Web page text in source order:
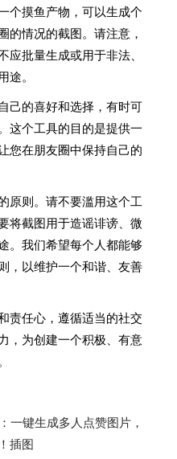
个摸鱼产物，可以生成个
的情况的截图。请注意，
应批量生成或用于非法、
途。
己的喜好和选择，有时可
这个工具的目的是提供一
您在朋友圈中保持自己的
原则。请不要滥用这个工
将截图用于造谣诽谤、微
。我们希望每个人都能够
，以维护一个和谐、友善
责任心，遵循适当的社交
，为创建一个积极、有意